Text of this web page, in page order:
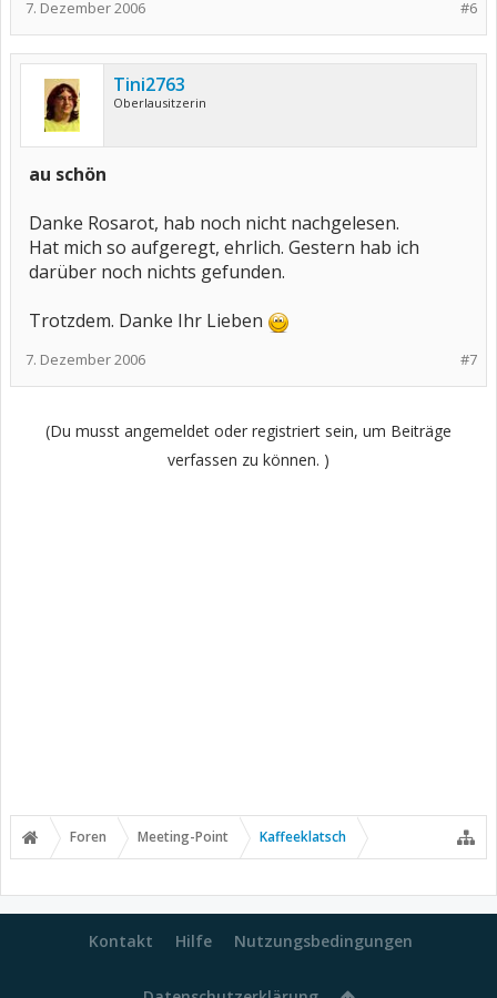
#6
7. Dezember 2006
Tini2763
Oberlausitzerin
au schön
Danke Rosarot, hab noch nicht nachgelesen.
Hat mich so aufgeregt, ehrlich. Gestern hab ich
darüber noch nichts gefunden.
Trotzdem. Danke Ihr Lieben
#7
7. Dezember 2006
(Du musst angemeldet oder registriert sein, um Beiträge
verfassen zu können. )
Foren Meeting-Point Kaffeeklatsch
Kontakt Hilfe Nutzungsbedingungen